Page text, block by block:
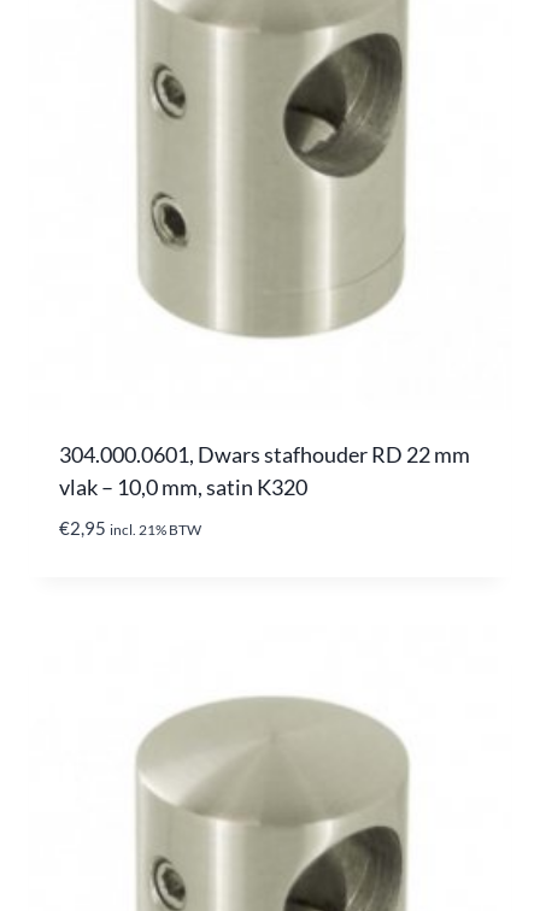
304.000.0601, Dwars stafhouder RD 22 mm
vlak – 10,0 mm, satin K320
€2,95 incl. 21% BTW